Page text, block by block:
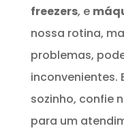
freezers, e
nossa rotina,
problemas,
inconvenientes.
sozinho, confie
para um